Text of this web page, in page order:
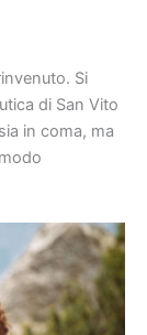
Si
di San Vito
in coma, ma